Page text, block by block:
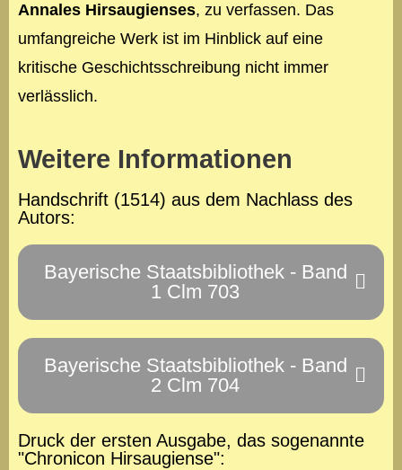
Annales Hirsaugienses, zu verfassen. Das
umfangreiche Werk ist im Hinblick auf eine
kritische Geschichtsschreibung nicht immer
verlässlich.
Weitere Informationen
Handschrift (1514) aus dem Nachlass des
Autors:
Bayerische Staatsbibliothek - Band
1 Clm 703
Bayerische Staatsbibliothek - Band
2 Clm 704
Druck der ersten Ausgabe, das sogenannte
"Chronicon Hirsaugiense":